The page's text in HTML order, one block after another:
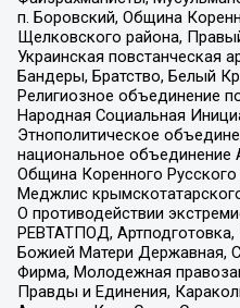
п. Боровский, Община
Щелковского района,
Украинская повстанческая
Бандеры, Братство, Белый
Религиозное объединение
Народная Социальная
Этнополитическое
национальное
Община Коренного
Меджлис
О противодействии
РЕВТАТПОД,
Божией Матери Державная,
Фирма, Молодежная
Правды и Единения,